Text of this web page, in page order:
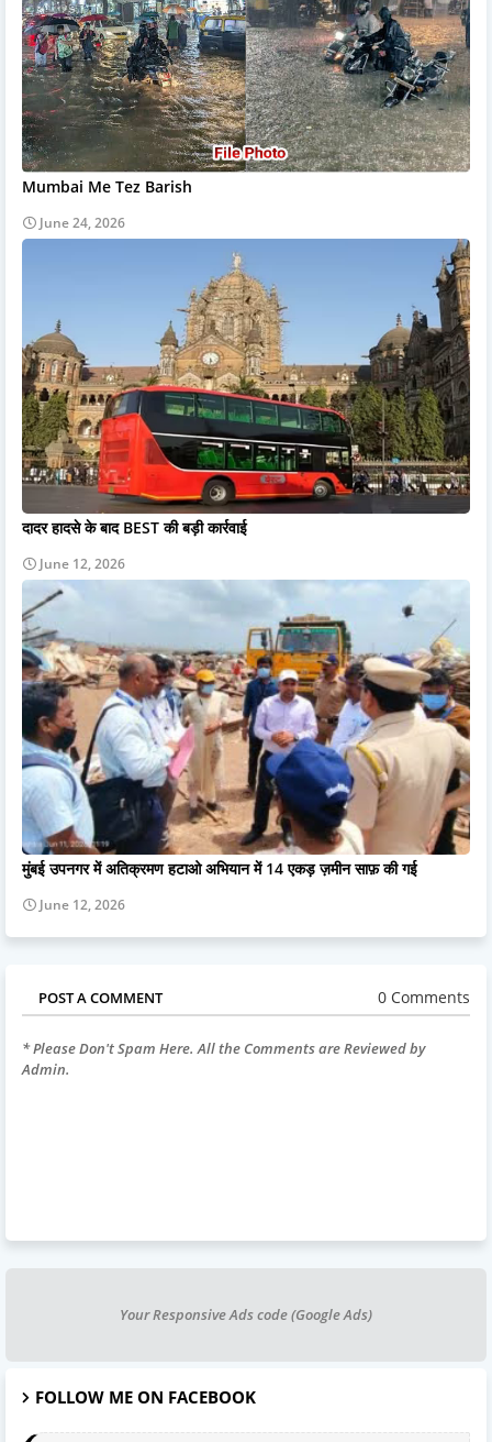
Mumbai Me Tez Barish
June 24, 2026
दादर हादसे के बाद BEST की बड़ी कार्रवाई
June 12, 2026
मुंबई उपनगर में अतिक्रमण हटाओ अभियान में 14 एकड़ ज़मीन साफ़ की गई
June 12, 2026
POST A COMMENT 0 Comments
* Please Don't Spam Here. All the Comments are Reviewed by
Admin.
Your Responsive Ads code (Google Ads)
FOLLOW ME ON FACEBOOK